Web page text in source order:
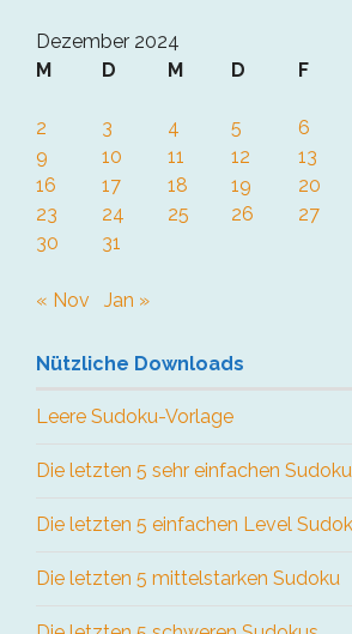
Dezember 2024
M
D M D F
2
3 4 5 6
9
10 11 12 13
16
17 18 19 20
23
24 25 26 27
30
31
« Nov Jan »
Nützliche Downloads
Leere Sudoku-Vorlage
Die letzten 5 sehr einfachen
Die letzten 5 einfachen Level
Die letzten 5 mittelstarken Sudoku